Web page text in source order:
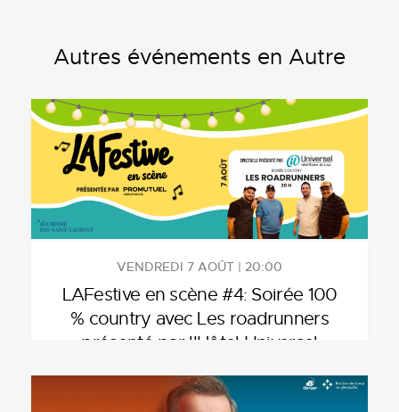
Autres événements en Autre
VENDREDI 7 AOÛT | 20:00
LAFestive en scène #4: Soirée 100
% country avec Les roadrunners
présenté par l'Hôtel Universel